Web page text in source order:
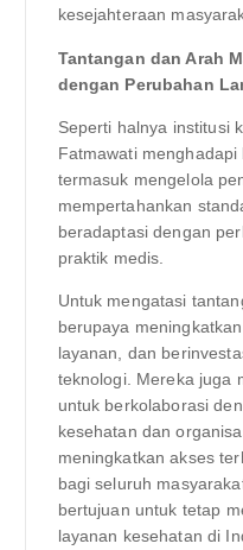
kesejahteraan
Tantangan dan Arah
dengan Perubahan
Seperti halnya institusi
Fatmawati
termasuk mengelola
mempertahankan
beradaptasi dengan
praktik medis.
Untuk mengatasi
berupaya
layanan, dan
teknologi. Mereka juga
untuk berkolaborasi
kesehatan dan
meningkatkan akses
bagi seluruh
bertujuan untuk tetap
layanan kesehatan di